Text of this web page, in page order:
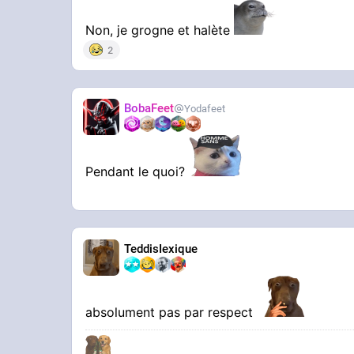
Non, je grogne et halète
2
BobaFeet Yodafeet
Pendant le quoi?
TeddisIexique
absolument pas par respect